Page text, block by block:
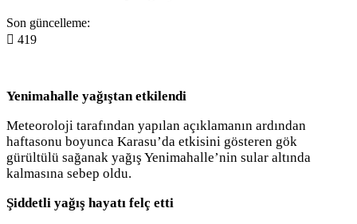
Son güncelleme:
419
Yenimahalle yağıştan etkilendi
Meteoroloji tarafından yapılan açıklamanın ardından
haftasonu boyunca Karasu’da etkisini gösteren gök
gürültülü sağanak yağış Yenimahalle’nin sular altında
kalmasına sebep oldu.
Şiddetli yağış hayatı felç etti